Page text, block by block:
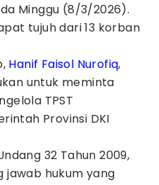
Minggu (8/3/2026).
tujuh dari 13 korban
Hanif Faisol Nurofiq,
untuk meminta
TPST
Provinsi DKI
32 Tahun 2009,
jawab hukum yang